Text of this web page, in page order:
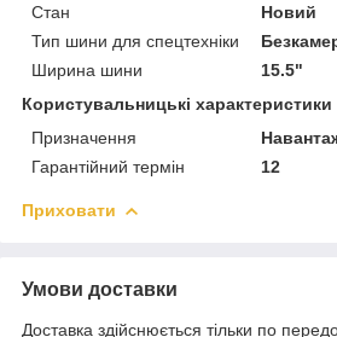
Стан
Новий
Тип шини для спецтехніки
Ширина шини
15.5"
Користувальницькі характеристики
Призначення
Гарантійний термін
12
Приховати
Умови доставки
Доставка здійснюється тільки по